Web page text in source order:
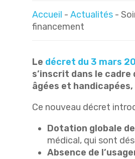
Accueil - Actualités -
financement
Le décret du 3 mars
s’inscrit dans le
âgées et
Ce nouveau décret
Dotation globale
médical, qui sont
Absence de